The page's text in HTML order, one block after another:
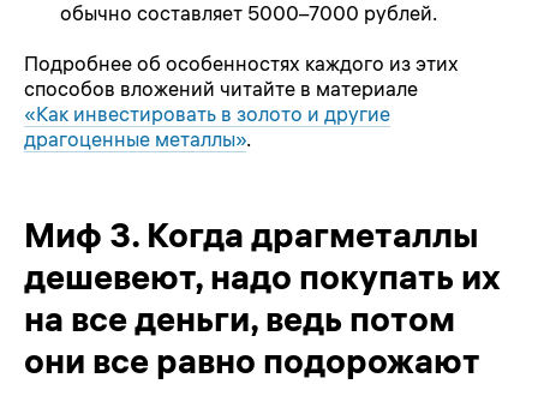
обычно составляет 5000–7000 рублей.
Подробнее об особенностях каждого из этих
способов вложений читайте в материале
«Как инвестировать в золото и другие
драгоценные металлы».
Миф 3. Когда драгметаллы
дешевеют, надо покупать их
на все деньги, ведь потом
они все равно подорожают